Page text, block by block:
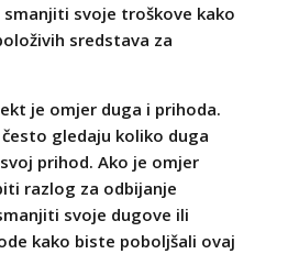
svoje troškove kako
sredstava za
je omjer duga i prihoda.
gledaju koliko duga
prihod. Ako je omjer
razlog za odbijanje
svoje dugove ili
kako biste poboljšali ovaj